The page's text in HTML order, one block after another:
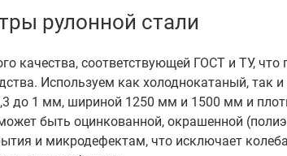
рулонной стали
качества, соответствующей ГОСТ и ТУ, что
Используем как холоднокатаный, так
до 1 мм, шириной 1250 мм и 1500 мм и
быть оцинкованной, окрашенной
и микродефектам, что исключает